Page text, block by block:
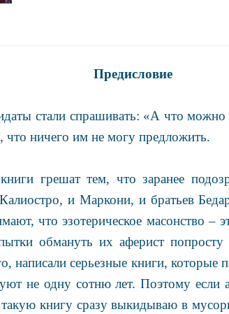
Предисловие
стали спрашивать: «А что можно
ничего им не могу предложить.
грешат тем, что заранее
и Маркони, и братьев
что эзотерическое масонство –
обмануть их аферист попросту
написали серьезные книги,
не одну сотню лет. Поэтому если
книгу сразу выкидываю в